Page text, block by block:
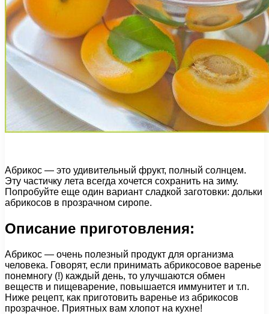
Абрикос — это удивительный фрукт, полный солнцем.
Эту частичку лета всегда хочется сохранить на зиму.
Попробуйте еще один вариант сладкой заготовки: дольки
абрикосов в прозрачном сиропе.
Описание приготовления:
Абрикос — очень полезный продукт для организма
человека. Говорят, если принимать абрикосовое варенье
понемногу (!) каждый день, то улучшаются обмен
веществ и пищеварение, повышается иммунитет и т.п.
Ниже рецепт, как приготовить варенье из абрикосов
прозрачное. Приятных вам хлопот на кухне!